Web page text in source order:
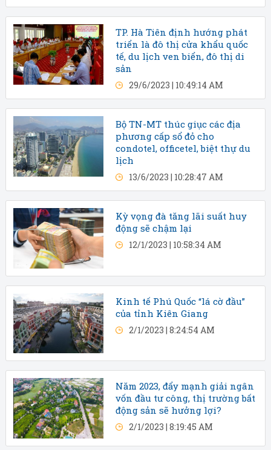
TP. Hà Tiên định hướng phát
triển là đô thị cửa khẩu quốc
tế, du lịch ven biển, đô thị di
sản
29/6/2023 | 10:49:14 AM
Bộ TN-MT thúc giục các địa
phương cấp sổ đỏ cho
condotel, officetel, biệt thự du
lịch
13/6/2023 | 10:28:47 AM
Kỳ vọng đà tăng lãi suất huy
động sẽ chậm lại
12/1/2023 | 10:58:34 AM
Kinh tế Phú Quốc “lá cờ đầu”
của tỉnh Kiên Giang
2/1/2023 | 8:24:54 AM
Năm 2023, đẩy mạnh giải ngân
vốn đầu tư công, thị trường bất
động sản sẽ hưởng lợi?
2/1/2023 | 8:19:45 AM